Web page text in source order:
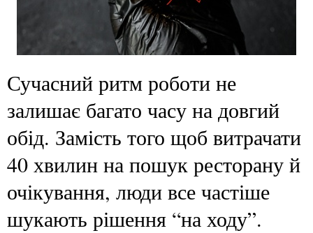
Сучасний ритм роботи не
залишає багато часу на довгий
обід. Замість того щоб витрачати
40 хвилин на пошук ресторану й
очікування, люди все частіше
шукають рішення “на ходу”.